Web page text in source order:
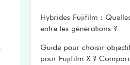
Hybrides Fujifilm :
entre les générations ?
Guide pour choisir
pour Fujifilm X ?